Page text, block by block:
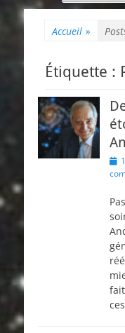
Accueil »
Étiquette :
on